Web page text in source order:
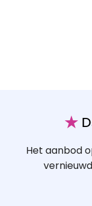
★
Het aanbod